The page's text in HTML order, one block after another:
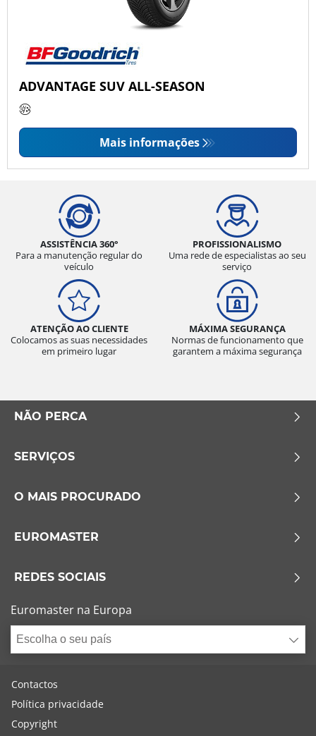
ADVANTAGE SUV ALL-SEASON
Mais informações
ASSISTÊNCIA 360°
Para a manutenção regular do
veículo
PROFISSIONALISMO
Uma rede de especialistas ao seu
serviço
ATENÇÃO AO CLIENTE
Colocamos as suas necessidades
em primeiro lugar
MÁXIMA SEGURANÇA
Normas de funcionamento que
garantem a máxima segurança
NÃO PERCA
SERVIÇOS
O MAIS PROCURADO
EUROMASTER
REDES SOCIAIS
Euromaster na Europa
Escolha o seu país
Contactos
Política privacidade
Copyright